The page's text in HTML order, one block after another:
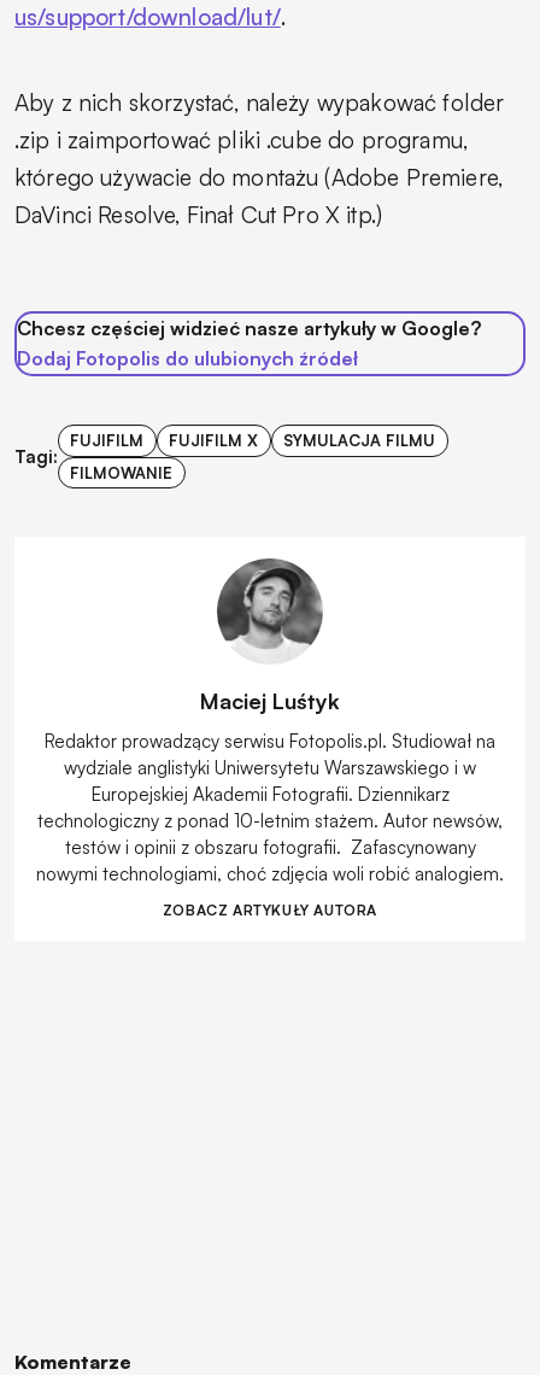
us/support/download/lut/.
Aby z nich skorzystać, należy wypakować folder
.zip i zaimportować pliki .cube do programu,
którego używacie do montażu (Adobe Premiere,
DaVinci Resolve, Finał Cut Pro X itp.)
Chcesz częściej widzieć nasze artykuły w Google?
Dodaj Fotopolis do ulubionych źródeł
Tagi:
FUJIFILM FUJIFILM X
SYMULACJA FILMU
FILMOWANIE
Maciej Luśtyk
Redaktor prowadzący serwisu Fotopolis.pl. Studiował na
wydziale anglistyki Uniwersytetu Warszawskiego i w
Europejskiej Akademii Fotografii. Dziennikarz
technologiczny z ponad 10-letnim stażem. Autor newsów,
testów i opinii z obszaru fotografii. Zafascynowany
nowymi technologiami, choć zdjęcia woli robić analogiem.
ZOBACZ ARTYKUŁY AUTORA
Komentarze